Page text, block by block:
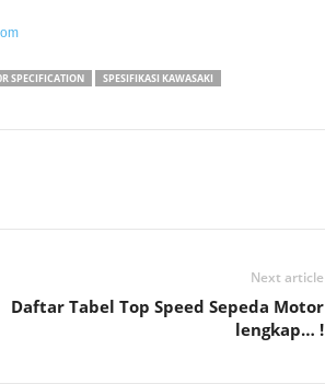
SPECIFICATION
SPESIFIKASI KAWASAKI
Next article
Daftar Tabel Top Speed Sepeda Motor
lengkap… !